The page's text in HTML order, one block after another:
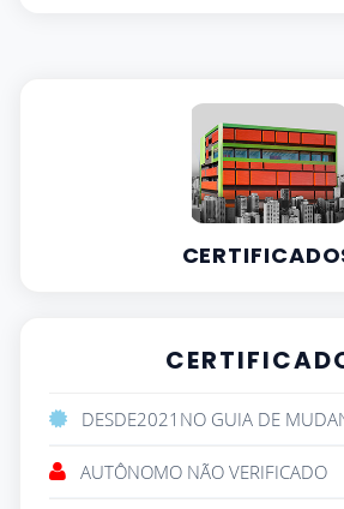
DESDE2021 NO GUIA DE
AUTÔNOMO NÃO VERIFICADO